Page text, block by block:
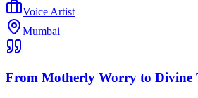
Voice Artist
Mumbai
From Motherly Worry to Divine